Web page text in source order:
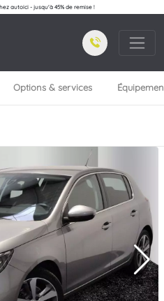
autoici - jusqu'à 45% de remise !
Options & services